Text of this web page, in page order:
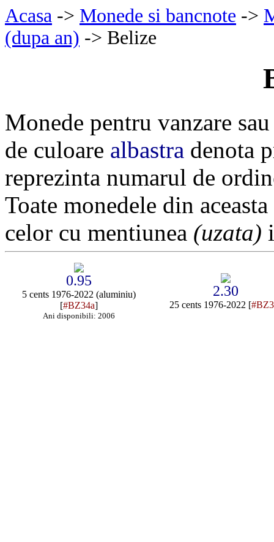
Acasa -> Monede si bancnote ->
(dupa an) -> Belize
Monede pentru vanzare
de culoare albastra denota
reprezinta numarul de
Toate monedele din
celor cu mentiunea (uzata)
0.95
5 cents 1976-2022 (aluminiu)
[#BZ34a]
Ani disponibili: 2006
2.30
25 cents 1976-2022 [